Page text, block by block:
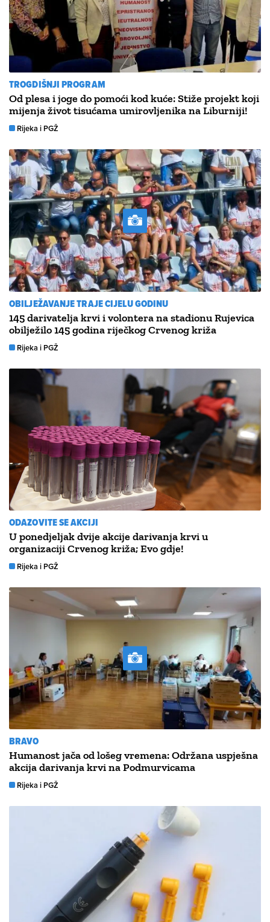
TROGDIŠNJI PROGRAM
Od plesa i joge do pomoći kod kuće: Stiže projekt koji
mijenja život tisućama umirovljenika na Liburniji!
Rijeka i PGŽ
OBILJEŽAVANJE TRAJE CIJELU GODINU
145 darivatelja krvi i volontera na stadionu Rujevica
obilježilo 145 godina riječkog Crvenog križa
Rijeka i PGŽ
ODAZOVITE SE AKCIJI
U ponedjeljak dvije akcije darivanja krvi u
organizaciji Crvenog križa; Evo gdje!
Rijeka i PGŽ
BRAVO
Humanost jača od lošeg vremena: Održana uspješna
akcija darivanja krvi na Podmurvicama
Rijeka i PGŽ